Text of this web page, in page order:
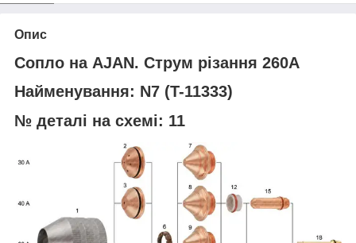
Опис
Сопло на AJAN. Струм різання 260A
Найменування: N7 (T-11333)
№ деталі на схемі: 11